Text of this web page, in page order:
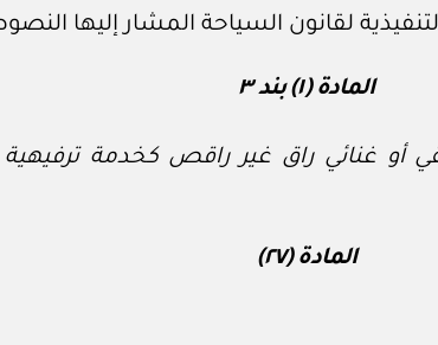
المادة (١) بند ٣
أو غنائي راق غير راقص كخدمة ترفيهية
المادة (٢٧)